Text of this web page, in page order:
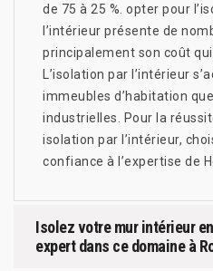
de 75 à 25 %. opter pour
l’intérieur présente de
principalement son coût
L’isolation par l’intérieur
immeubles d’habitation
industrielles. Pour la
isolation par l’intérieur,
confiance à l’expertise de
Isolez votre mur intérieur
expert dans ce domaine à